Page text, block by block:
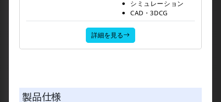
生成AI、LLM
計算科学
シミュレーション
CAD・3DCG